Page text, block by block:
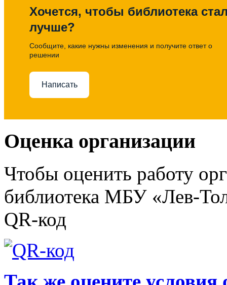
Хочется, чтобы библиотека
лучше?
Сообщите, какие нужны изменения и получите ответ о
решении
Написать
Оценка организации
Чтобы оценить работу
библиотека МБУ «Лев-
QR-код